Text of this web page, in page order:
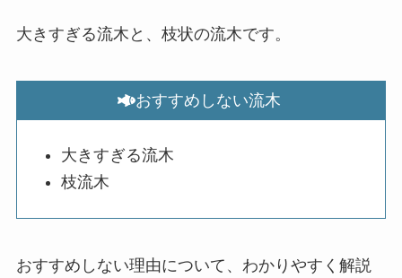
大きすぎる流木と、枝状の流木です。
おすすめしない流木
大きすぎる流木
枝流木
おすすめしない理由について、わかりやすく解説